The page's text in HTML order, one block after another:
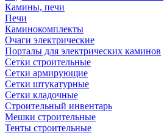
Камины, печи
Печи
Каминокомплекты
Очаги электрические
Порталы для электрических каминов
Сетки строительные
Сетки армирующие
Сетки штукатурные
Сетки кладочные
Строительный инвентарь
Мешки строительные
Тенты строительные